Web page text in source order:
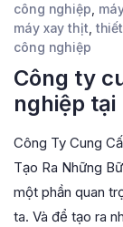
công nghiệp
máy xay thịt
công nghiệp
Công ty
nghiệp tại
Công Ty Cung
Tạo Ra Những
một phần quan
ta. Và để tạo ra